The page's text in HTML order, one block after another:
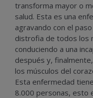
transforma mayor o
salud. Esta es una
agravando con el
distrofia de todos los
conduciendo a una
después y,
los músculos del
Esta enfermedad
8.000 personas, esto